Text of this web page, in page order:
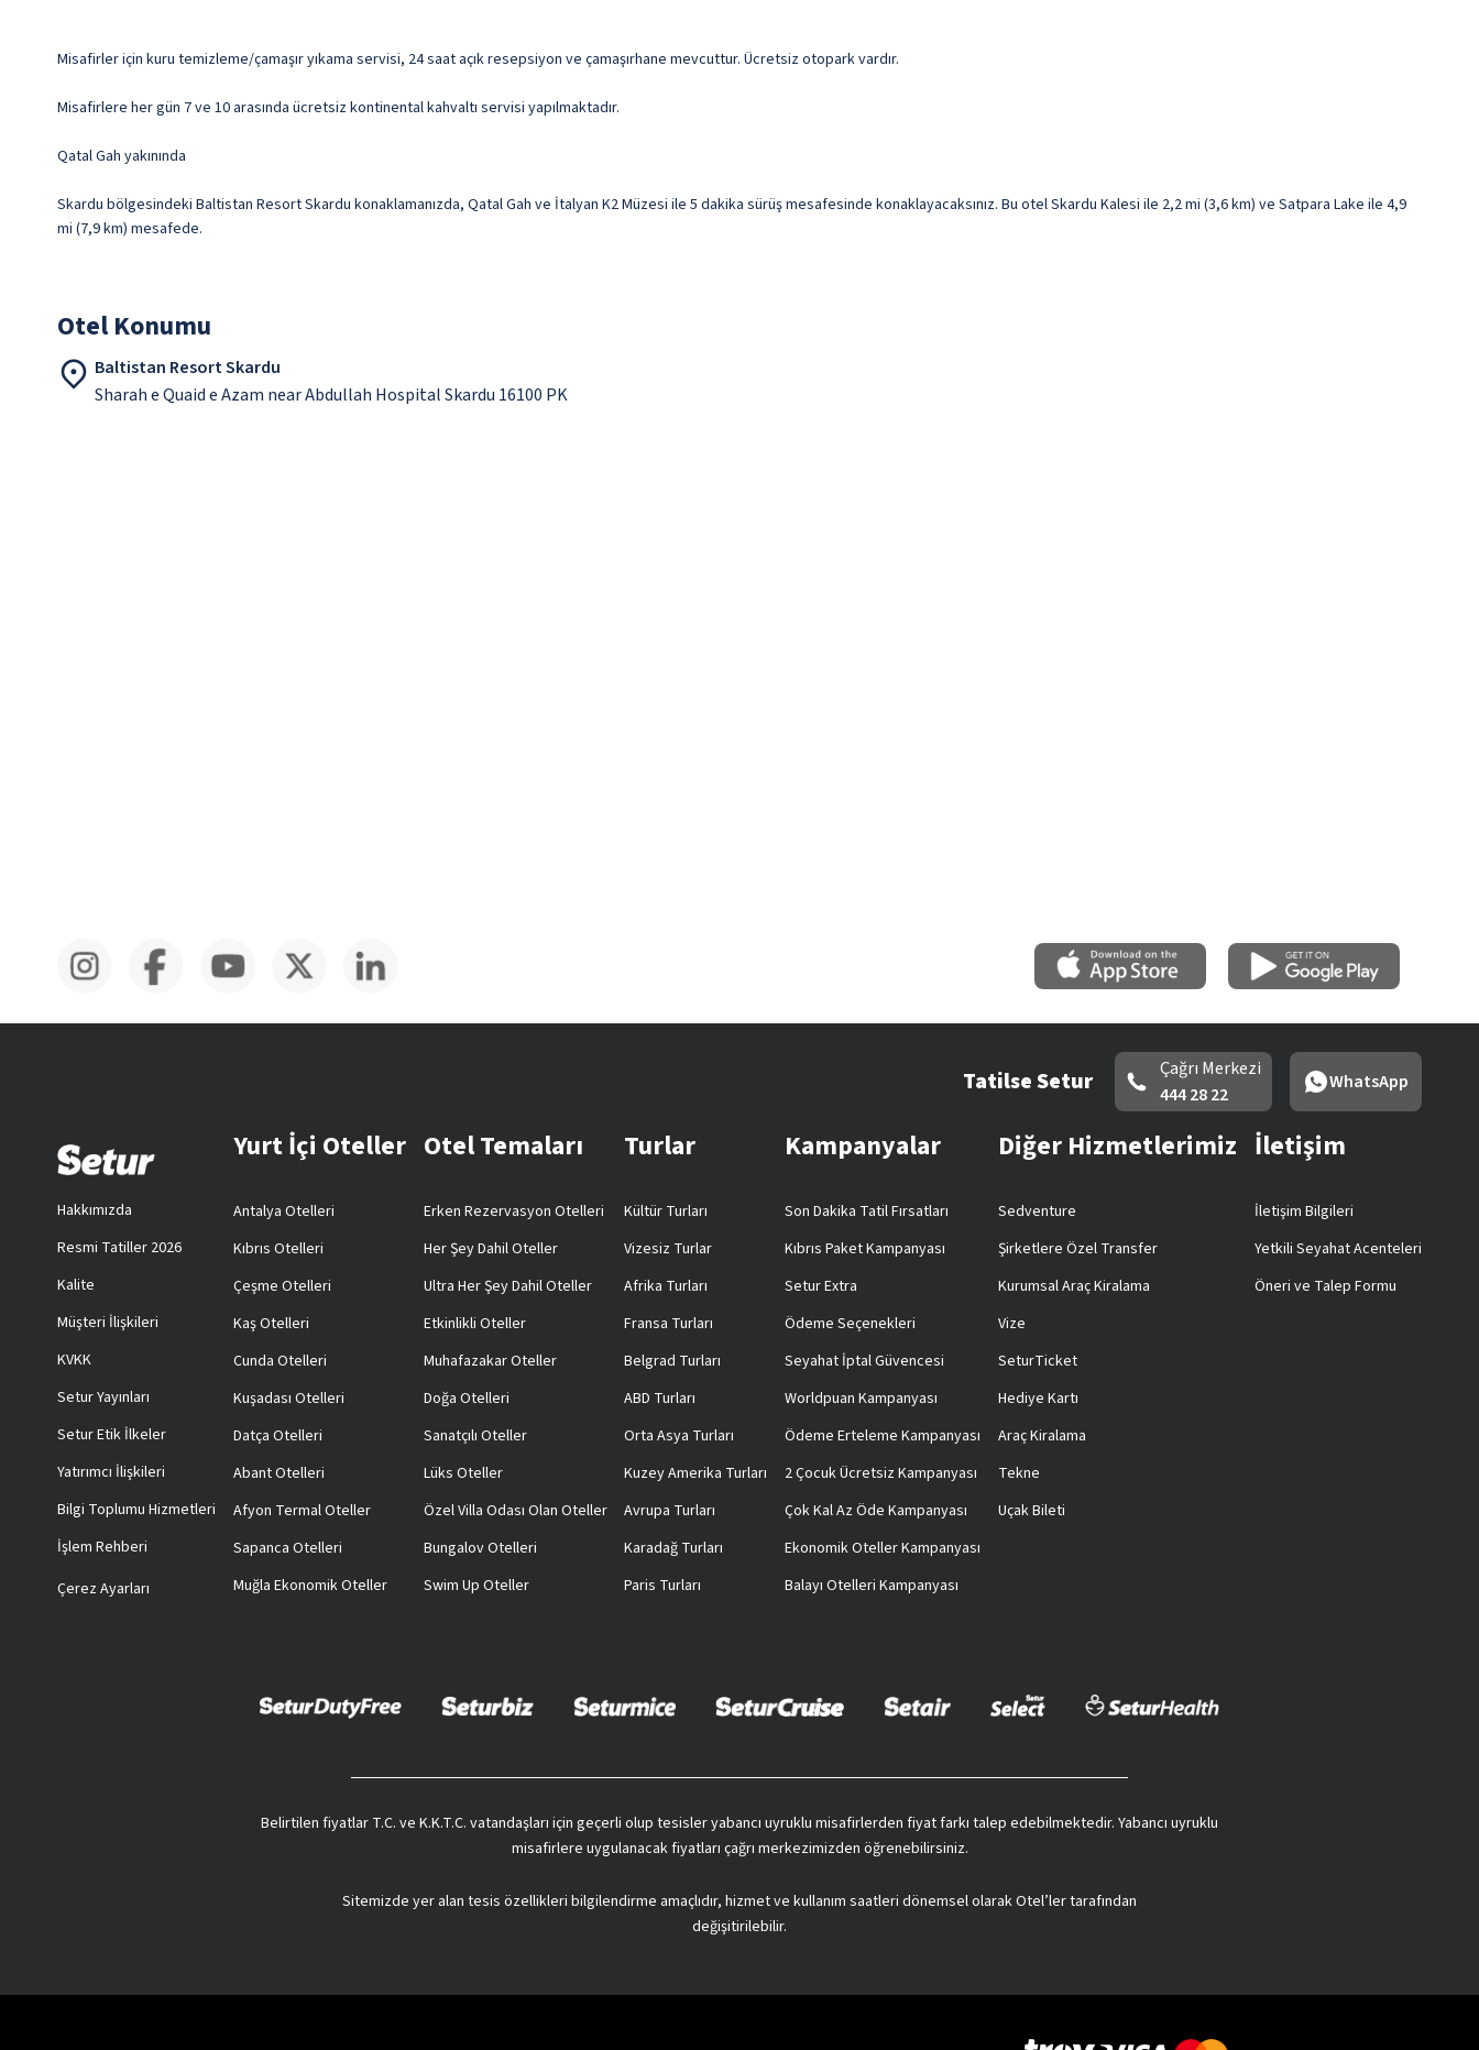
Misafirler için kuru temizleme/çamaşır yıkama servisi, 24 saat açık resepsiyon ve çamaşırhane mevcuttur. Ücretsiz otopark vardır.
Misafirlere her gün 7 ve 10 arasında ücretsiz kontinental kahvaltı servisi yapılmaktadır.
Qatal Gah yakınında
Skardu bölgesindeki Baltistan Resort Skardu konaklamanızda, Qatal Gah ve İtalyan K2 Müzesi ile 5 dakika sürüş mesafesinde konaklayacaksınız. Bu otel Skardu Kalesi ile 2,2 mi (3,6 km) ve Satpara Lake ile 4,9
mi (7,9 km) mesafede.
Otel Konumu
Baltistan Resort Skardu
Sharah e Quaid e Azam near Abdullah Hospital Skardu 16100 PK
Tatilse Setur
Çağrı Merkezi
444 28 22
WhatsApp
Hakkımızda
Resmi Tatiller 2026
Kalite
Müşteri İlişkileri
KVKK
Setur Yayınları
Setur Etik İlkeler
Yatırımcı İlişkileri
Bilgi Toplumu Hizmetleri
İşlem Rehberi
Çerez Ayarları
Yurt İçi Oteller
Antalya Otelleri
Kıbrıs Otelleri
Çeşme Otelleri
Kaş Otelleri
Cunda Otelleri
Kuşadası Otelleri
Datça Otelleri
Abant Otelleri
Afyon Termal Oteller
Sapanca Otelleri
Muğla Ekonomik Oteller
Otel Temaları
Erken Rezervasyon Otelleri
Her Şey Dahil Oteller
Ultra Her Şey Dahil Oteller
Etkinlikli Oteller
Muhafazakar Oteller
Doğa Otelleri
Sanatçılı Oteller
Lüks Oteller
Özel Villa Odası Olan Oteller
Bungalov Otelleri
Swim Up Oteller
Turlar
Kültür Turları
Vizesiz Turlar
Afrika Turları
Fransa Turları
Belgrad Turları
ABD Turları
Orta Asya Turları
Kuzey Amerika Turları
Avrupa Turları
Karadağ Turları
Paris Turları
Kampanyalar
Son Dakika Tatil Fırsatları
Kıbrıs Paket Kampanyası
Setur Extra
Ödeme Seçenekleri
Seyahat İptal Güvencesi
Worldpuan Kampanyası
Ödeme Erteleme Kampanyası
2 Çocuk Ücretsiz Kampanyası
Çok Kal Az Öde Kampanyası
Ekonomik Oteller Kampanyası
Balayı Otelleri Kampanyası
Diğer Hizmetlerimiz
Sedventure
Şirketlere Özel Transfer
Kurumsal Araç Kiralama
Vize
SeturTicket
Hediye Kartı
Araç Kiralama
Tekne
Uçak Bileti
İletişim
İletişim Bilgileri
Yetkili Seyahat Acenteleri
Öneri ve Talep Formu
Belirtilen fiyatlar T.C. ve K.K.T.C. vatandaşları için geçerli olup tesisler yabancı uyruklu misafirlerden fiyat farkı talep edebilmektedir. Yabancı uyruklu
misafirlere uygulanacak fiyatları çağrı merkezimizden öğrenebilirsiniz.
Sitemizde yer alan tesis özellikleri bilgilendirme amaçlıdır, hizmet ve kullanım saatleri dönemsel olarak Otel’ler tarafından
değişitirilebilir.